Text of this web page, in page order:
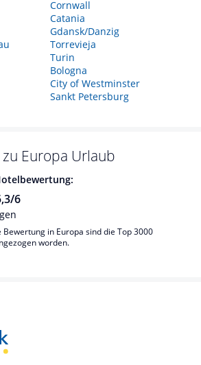
Cornwall
Catania
Gdansk/Danzig
Torrevieja
Turin
Bologna
City of Westminster
Sankt Petersburg
Europa Urlaub
/6
in Europa sind die Top 3000
worden.